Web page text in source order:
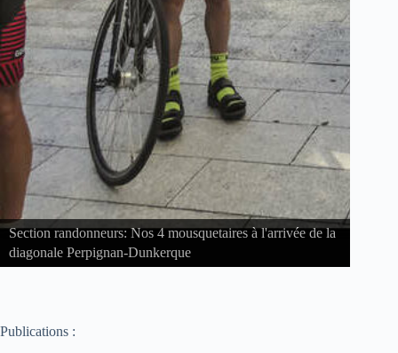
à l'arrivée de la
Section féminines: Sortie
Publications :